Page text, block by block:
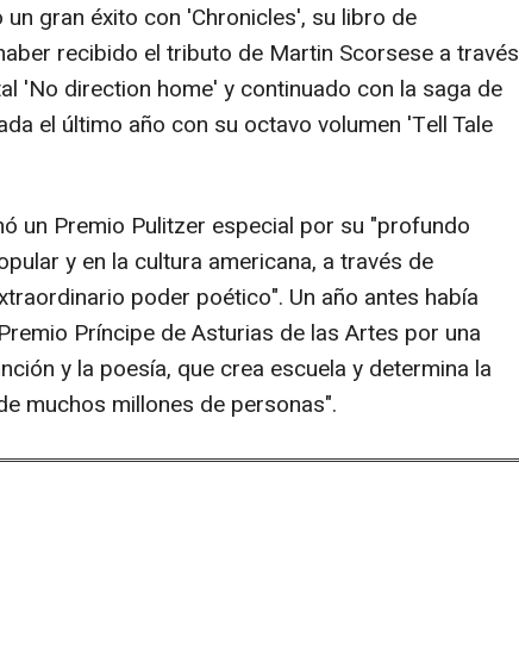
gran éxito con 'Chronicles', su libro de
recibido el tributo de Martin Scorsese a través
'No direction home' y continuado con la saga de
el último año con su octavo volumen 'Tell Tale
un Premio Pulitzer especial por su "profundo
y en la cultura americana, a través de
poder poético". Un año antes había
Príncipe de Asturias de las Artes por una
y la poesía, que crea escuela y determina la
muchos millones de personas".